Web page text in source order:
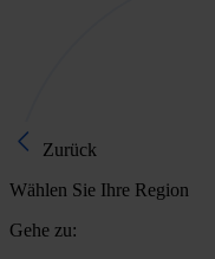
Zurück
Wählen Sie Ihre Region
Gehe zu: